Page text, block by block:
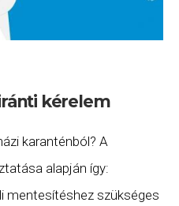
kérelem
karanténból? A
alapján így:
mentesítéshez szükséges